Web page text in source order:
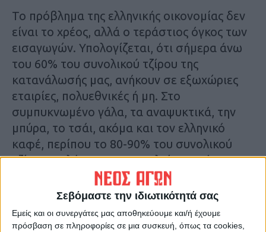
Σεβόμαστε την ιδιωτικότητά σας
Εμείς και οι συνεργάτες μας αποθηκεύουμε και/ή έχουμε
πρόσβαση σε πληροφορίες σε μια συσκευή, όπως τα cookies,
Το πρόβλημα της ελληνικής οικονομίας δεν
είναι το χρέος, αλλά ο τεράστιος όγκος των
εισαγωγών. Υπολογίζεται, ότι σήμερα άνω
του 60% του συνολικού τζίρου της
κατανάλωσής μας, ανήκουν σε εξωχώριες
εταιρίες, πολυεθνικές ή μη. Στο
συμπυκνωμένο γάλα, τα αναψυκτικά, την
μπύρα, το τσάι, ακόμα και τον ελληνικό
καφέ, περίπου το 80-90% του συνολικού
τζίρου πωλήσεων μονοπωλείται από
πολυεθνικές επιχειρήσεις.
Όσο αρκούμαστε στις εισαγωγές ούτε
πλούτος μπορεί να παραχθεί, μα ούτε να